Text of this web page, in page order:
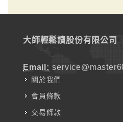
大師輕鬆讀股份有限公司
Email:
關於我們
會員條款
交易條款